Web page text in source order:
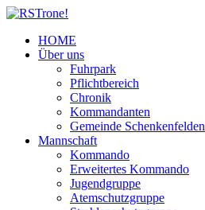
HOME
Über uns
Fuhrpark
Pflichtbereich
Chronik
Kommandanten
Gemeinde Schenkenfelden
Mannschaft
Kommando
Erweitertes Kommando
Jugendgruppe
Atemschutzgruppe